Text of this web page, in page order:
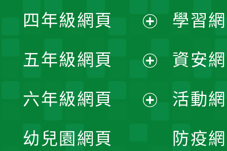
單
選
單
開
選
單
四年級網頁
開
選
五年級網頁
開
六年級網頁
幼兒園網頁
學習
資安
活動
防疫